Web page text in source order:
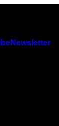
Newsletter